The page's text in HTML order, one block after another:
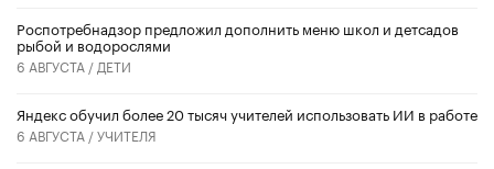
Роспотребнадзор предложил дополнить меню школ и детсадов
рыбой и водорослями
6 АВГУСТА / ДЕТИ
​Яндекс обучил более 20 тысяч учителей использовать ИИ в работе
6 АВГУСТА /УЧИТЕЛЯ